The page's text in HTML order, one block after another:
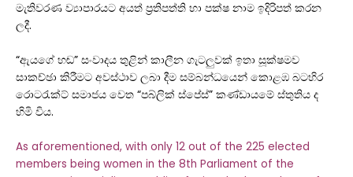
මැතිවරණ ව්‍යාපාරයට අයත් ප්‍රතිපත්ති හා පක්ෂ නාම ඉදිරිපත් කරන
ලදී.
“ඇයගේ හඬ” සංවාදය තුළින් කාලීන ගැටලුවක් ඉතා සූක්ෂමව
සාකච්ඡා කිරීමට අවස්ථාව ලබා දීම සම්බන්ධයෙන් කොළඹ බටහිර
රොටරැක්ට් සමාජය වෙත “පබ්ලික් ස්පේස්” කණ්ඩායමේ ස්තුතිය ද
හිමි විය.
As aforementioned, with only 12 out of the 225 elected
members being women in the 8th Parliament of the